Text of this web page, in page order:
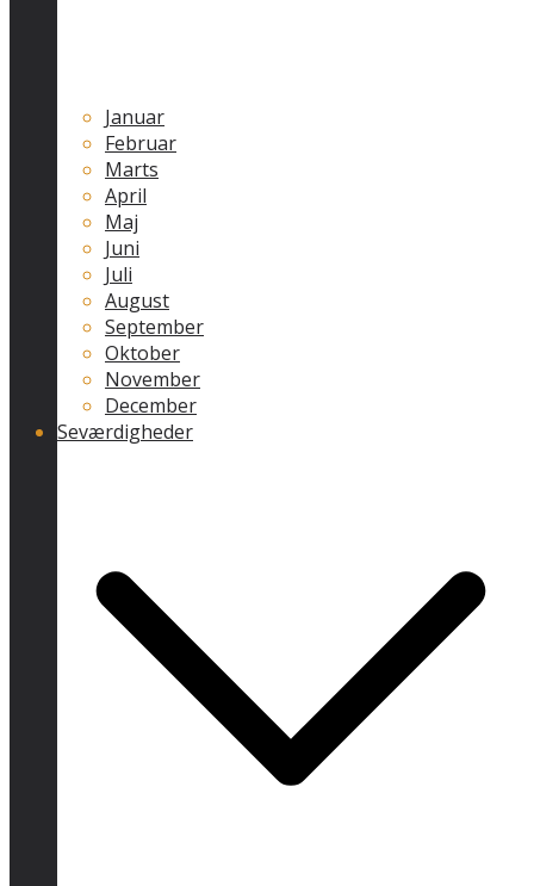
Januar
Februar
Marts
April
Maj
Juni
Juli
August
September
Oktober
November
December
Seværdigheder